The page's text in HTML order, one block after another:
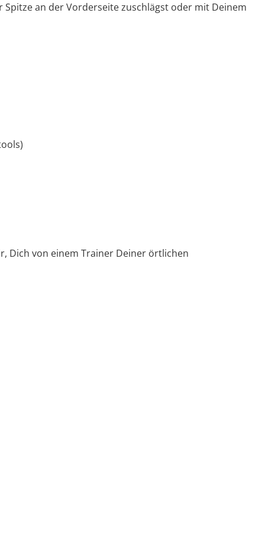
an der Vorderseite zuschlägst oder mit Deinem
Dich von einem Trainer Deiner örtlichen